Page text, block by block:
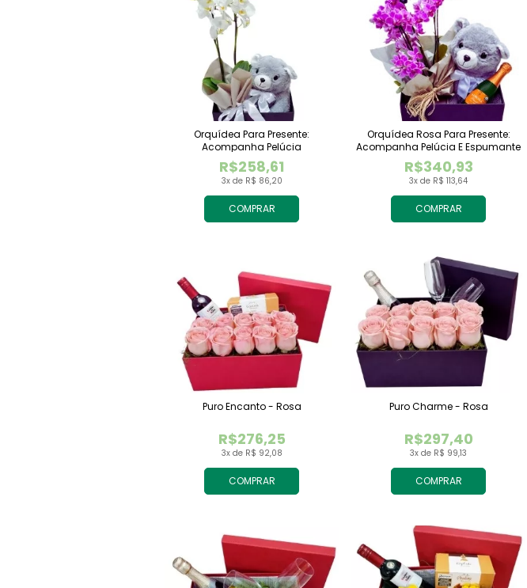
COMPRAR
3x de R$ 86,20
R$258,61
Orquídea Para Presente:
Acompanha Pelúcia
COMPRAR
3x de R$ 113,64
R$340,93
Orquídea Rosa Para Presente:
Acompanha Pelúcia E Espumante
COMPRAR
3x de R$ 92,08
R$276,25
Puro Encanto - Rosa
COMPRAR
3x de R$ 99,13
R$297,40
Puro Charme - Rosa